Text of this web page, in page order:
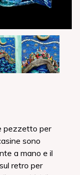
pezzetto per
sono
a mano e il
retro per